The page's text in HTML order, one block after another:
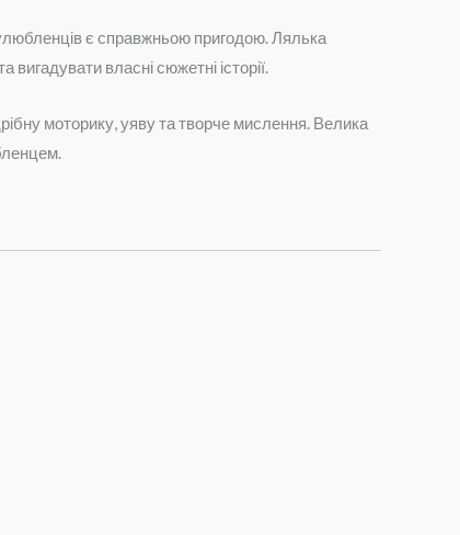
є справжньою пригодою. Лялька
власні сюжетні історії.
моторику, уяву та творче мислення. Велика